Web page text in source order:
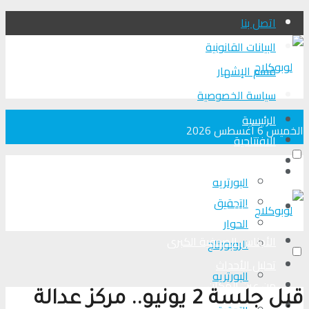
اتصل بنا
البيانات القانونية
قسم الإشهار
سياسة الخصوصية
الخميس 6 أغسطس 2026الرئيسية
الافتتاحية
البورتريه
التحقیق
الحوار
الروبورتاج
من عين المكان
الرئيسية
الافتتاحية
الأجناس الصحفية الكبرى
البورتريه
قبل جلسة 2 يونيو.. مركز عدالة